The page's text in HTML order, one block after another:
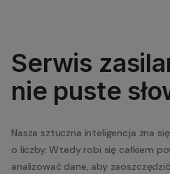
Serwis
nie puste
Nasza sztuczna inteligencja zna
o liczby. Wtedy robi się całkiem
analizować dane, aby